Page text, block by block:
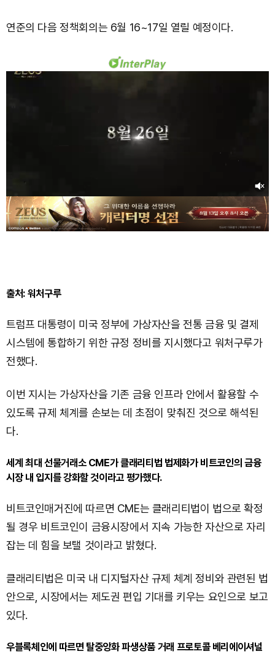
연준의 다음 정책회의는 6월 16~17일 열릴 예정이다.
출처: 워처구루
트럼프 대통령이 미국 정부에 가상자산을 전통 금융 및 결제
시스템에 통합하기 위한 규정 정비를 지시했다고 워처구루가
전했다.
이번 지시는 가상자산을 기존 금융 인프라 안에서 활용할 수
있도록 규제 체계를 손보는 데 초점이 맞춰진 것으로 해석된
다.
세계 최대 선물거래소 CME가 클래리티법 법제화가 비트코인의 금융
시장 내 입지를 강화할 것이라고 평가했다.
비트코인매거진에 따르면 CME는 클래리티법이 법으로 확정
될 경우 비트코인이 금융시장에서 지속 가능한 자산으로 자리
잡는 데 힘을 보탤 것이라고 밝혔다.
클래리티법은 미국 내 디지털자산 규제 체계 정비와 관련된 법
안으로, 시장에서는 제도권 편입 기대를 키우는 요인으로 보고
있다.
우블록체인에 따르면 탈중앙화 파생상품 거래 프로토콜 베리에이셔널